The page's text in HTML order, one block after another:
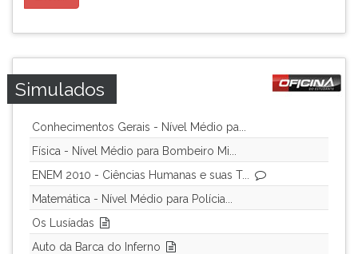
Simulados
Conhecimentos Gerais - Nível Médio pa...
Física - Nível Médio para Bombeiro Mi...
ENEM 2010 - Ciências Humanas e suas T...
Matemática - Nível Médio para Polícia...
Os Lusíadas
Auto da Barca do Inferno